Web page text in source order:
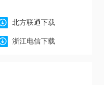
北方联通下载
浙江电信下载